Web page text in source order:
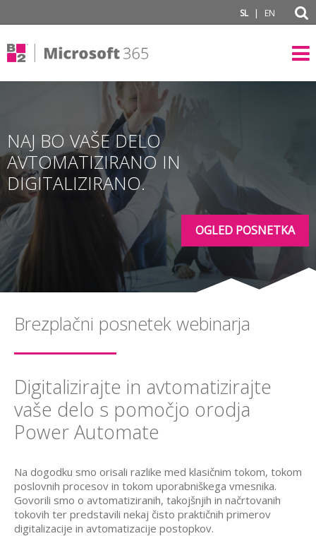
SL | EN
NAJ BO VAŠE DELO
AVTOMATIZIRANO IN
DIGITALIZIRANO.
OGLED POSNETKA
Brezplačni posnetek webinarja
Digitalizirajte in avtomatizirajte
vaše delo s pomočjo orodja
Power Automate
Na dogodku smo orisali razlike med klasičnim tokom, tokom
poslovnih procesov in tokom uporabniškega vmesnika.
Govorili smo o avtomatiziranih, takojšnjih in načrtovanih
tokovih ter predstavili nekaj čisto praktičnih primerov
digitalizacije in avtomatizacije postopkov.